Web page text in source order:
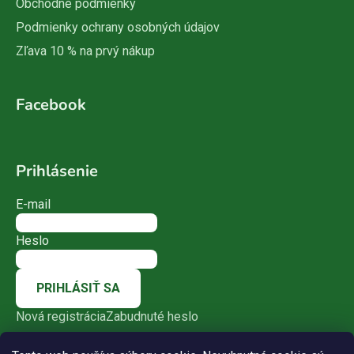
Obchodné podmienky
Podmienky ochrany osobných údajov
Zľava 10 % na prvý nákup
Facebook
Prihlásenie
E-mail
Heslo
PRIHLÁSIŤ SA
Nová registráciaZabudnuté heslo